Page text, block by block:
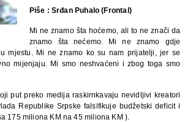
Piše : Srđan Puhalo (Frontal)
Mi ne znamo šta hoćemo, ali to ne znači da
znamo šta nećemo. Mi ne znamo gdje
mjestu. Mi ne znamo ko su nam prijatelji, jer se
mijenjaju. Mi smo neshvaćeni i zbog toga smo
put preko medija raskirnkavaju nevidljivi kreatori
Republike Srpske falsifikuje budžetski deficit i
175 miliona KM na 45 miliona KM ).